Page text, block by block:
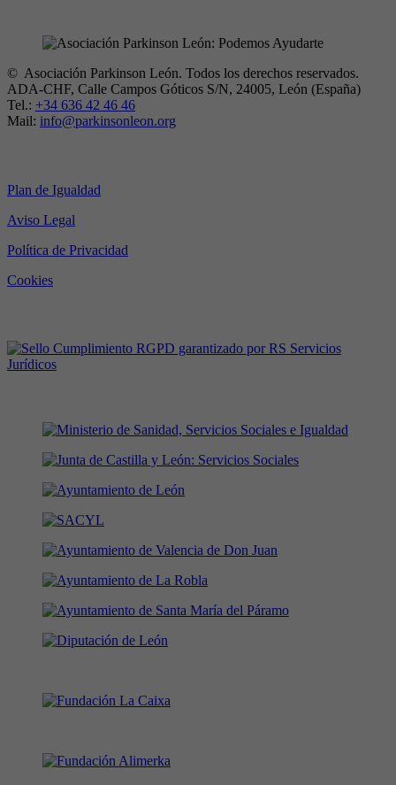
© Asociación Parkinson León. Todos los derechos reservados.
ADA-CHF, Calle Campos Góticos S/N, 24005, León (España)
Tel.: +34 636 42 46 46
Mail: info@parkinsonleon.org
Plan de Igualdad
Aviso Legal
Política de Privacidad
Cookies